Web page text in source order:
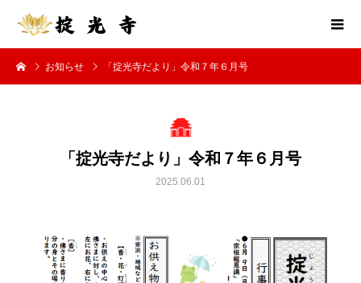
お知らせ 「掟光寺だより」令和７年６月号
「掟光寺だより」令和７年６月号
2025.06.01